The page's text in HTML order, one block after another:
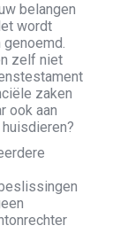
belangen
wordt
zelf niet
zaken
ook aan